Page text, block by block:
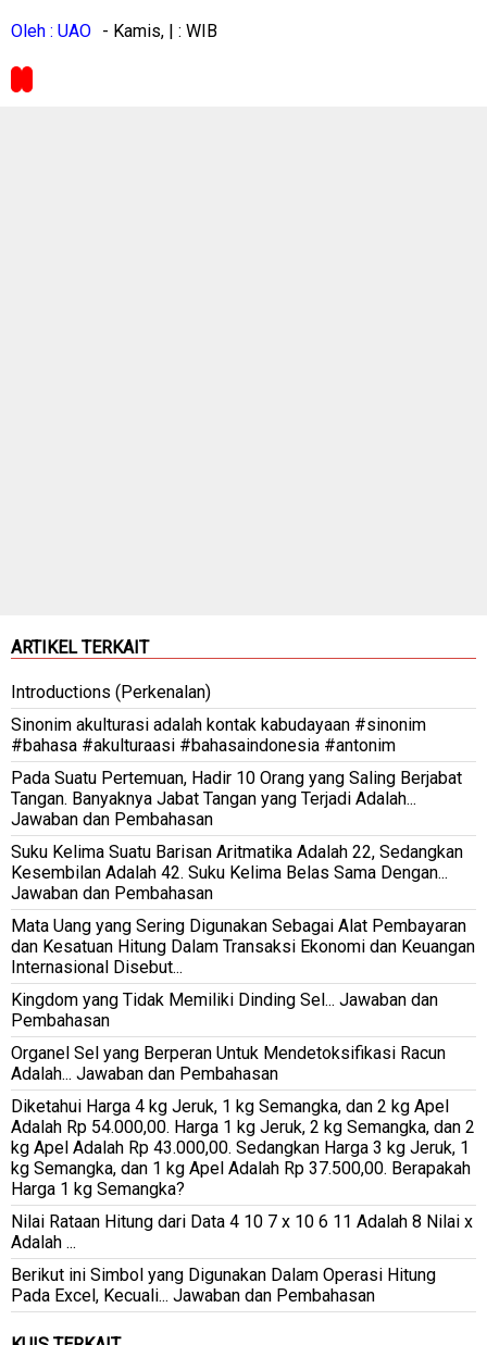
Oleh : UAO - Kamis, | : WIB
ARTIKEL TERKAIT
Introductions (Perkenalan)
Sinonim akulturasi adalah kontak kabudayaan #sinonim
#bahasa #akulturaasi #bahasaindonesia #antonim
Pada Suatu Pertemuan, Hadir 10 Orang yang Saling Berjabat
Tangan. Banyaknya Jabat Tangan yang Terjadi Adalah...
Jawaban dan Pembahasan
Suku Kelima Suatu Barisan Aritmatika Adalah 22, Sedangkan
Kesembilan Adalah 42. Suku Kelima Belas Sama Dengan...
Jawaban dan Pembahasan
Mata Uang yang Sering Digunakan Sebagai Alat Pembayaran
dan Kesatuan Hitung Dalam Transaksi Ekonomi dan Keuangan
Internasional Disebut...
Kingdom yang Tidak Memiliki Dinding Sel... Jawaban dan
Pembahasan
Organel Sel yang Berperan Untuk Mendetoksifikasi Racun
Adalah... Jawaban dan Pembahasan
Diketahui Harga 4 kg Jeruk, 1 kg Semangka, dan 2 kg Apel
Adalah Rp 54.000,00. Harga 1 kg Jeruk, 2 kg Semangka, dan 2
kg Apel Adalah Rp 43.000,00. Sedangkan Harga 3 kg Jeruk, 1
kg Semangka, dan 1 kg Apel Adalah Rp 37.500,00. Berapakah
Harga 1 kg Semangka?
Nilai Rataan Hitung dari Data 4 10 7 x 10 6 11 Adalah 8 Nilai x
Adalah ...
Berikut ini Simbol yang Digunakan Dalam Operasi Hitung
Pada Excel, Kecuali... Jawaban dan Pembahasan